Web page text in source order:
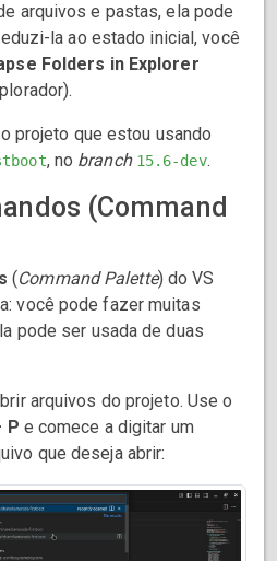
arquivos e pastas, ela pode
la ao estado inicial, você
Folders in Explorer
projeto que estou usando
, no branch 15.6-dev.
(Command
(Command Palette) do VS
você pode fazer muitas
pode ser usada de duas
arquivos do projeto. Use o
P e comece a digitar um
que deseja abrir: